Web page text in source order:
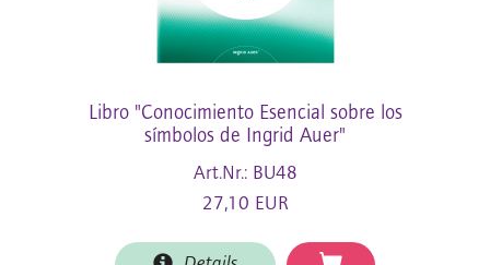
Libro "Conocimiento Esencial sobre los
símbolos de Ingrid Auer"
Art.Nr.: BU48
27,10 EUR